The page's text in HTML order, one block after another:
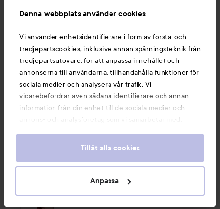
Denna webbplats använder cookies
Vi använder enhetsidentifierare i form av första-och
tredjepartscookies, inklusive annan spårningsteknik från
tredjepartsutövare, för att anpassa innehållet och
annonserna till användarna, tillhandahålla funktioner för
sociala medier och analysera vår trafik. Vi
vidarebefordrar även sådana identifierare och annan
information från din enhet till de sociala medier och
annons- och analysföretag som vi samarbetar med.
information som du har tillhandahållit eller som de har
våra cookies vid fortsatt användande av vår webbplats.
För information om hur du kan ändra inställningarna för
Tillåt alla cookies
Anpassa
1 PRODUKT I INLÄGGET MEH…